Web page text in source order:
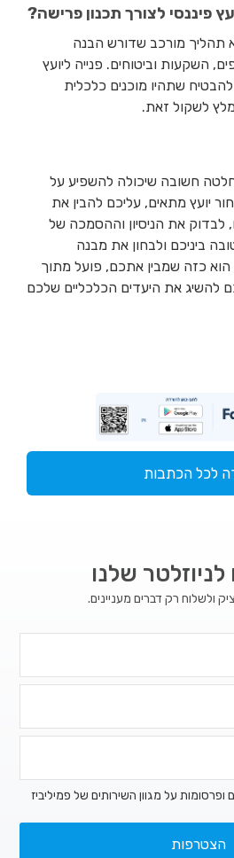
פיננסי לצורך תכנון פרישה?
תהליך מורכב שדורש הבנה
השקעות וביטוחים. פנייה ליועץ
שתהיו מוכנים כלכלית
לשקול זאת.
חשובה שיכולה להשפיע על
יועץ מתאים, עליכם להבין את
לבדוק את הניסיון וההסמכה של
ביניכם ולבחון את מבנה
הוא כזה שמבין אתכם, פועל מתוך
להשיג את היעדים הכלכליים שלכם
לכל הכתבות
שלנו
ולשלוח רק דברים מעניינים.
על מגוון השירותים של פמיליביז